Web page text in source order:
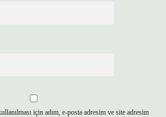
için adım, e-posta adresim ve site adresim